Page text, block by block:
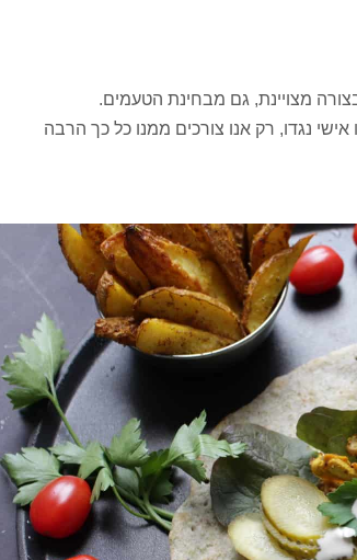
מצויינת, גם מבחינת הטעמים.
נגדו, רק אנו צורכים ממנו כל כך הרבה